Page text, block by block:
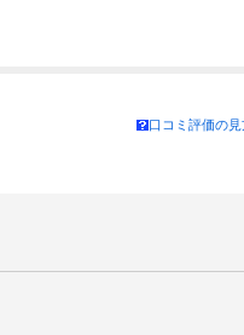
口コミ評価の見